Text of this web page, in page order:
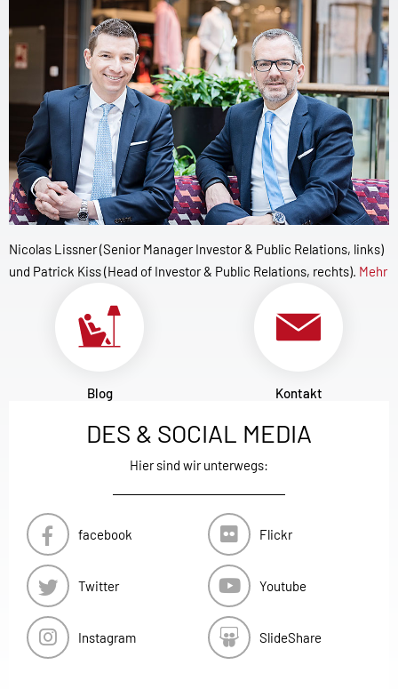
Nicolas Lissner (Senior Manager Investor & Public Relations, links)
und Patrick Kiss (Head of Investor & Public Relations, rechts). Mehr
Blog Kontakt
DES & SOCIAL MEDIA
Hier sind wir unterwegs:
facebook
Twitter
Instagram
Flickr
Youtube
SlideShare